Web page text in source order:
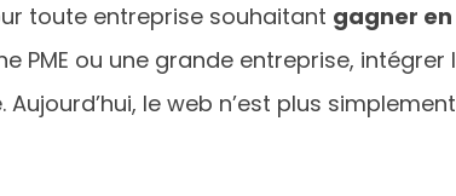
toute entreprise souhaitant gagner
PME ou une grande entreprise,
le web n’est plus